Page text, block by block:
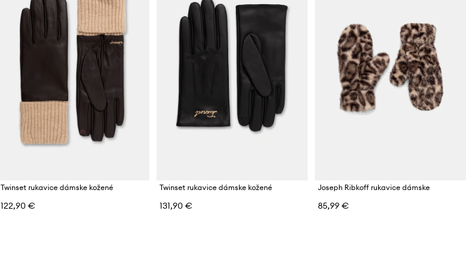
Twinset rukavice dámske kožené
122,90 €
Twinset rukavice dámske kožené
131,90 €
Joseph Ribkoff rukavice dámske
85,99 €